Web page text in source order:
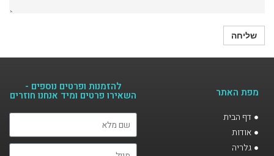
מפת האתר
דף הבית
אודות
גלריה
להזמנות ופרטים נוספים -
השאירו פרטים ומיד אנחנו חוזרים​